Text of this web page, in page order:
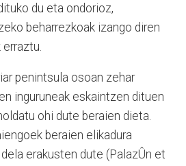
du eta ondorioz,
beharrezkoak izango diren
penintsula osoan zehar
inguruneak eskaintzen dituen
ohi dute beraien dieta.
beraien elikadura
erakusten dute (PalazÛn et